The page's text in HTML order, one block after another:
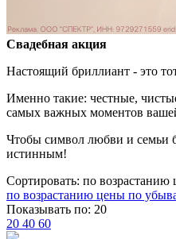
Свадебная акция
Настоящий бриллиант - это
Именно такие: честные,
самых важных моментов
Чтобы символ любви и семьи
истинным!
Сортировать: по возрастанию
по возрастанию цены по
Показывать по: 20
20 40 60